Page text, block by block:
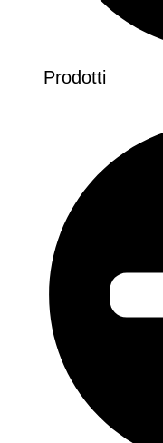
Prodotti